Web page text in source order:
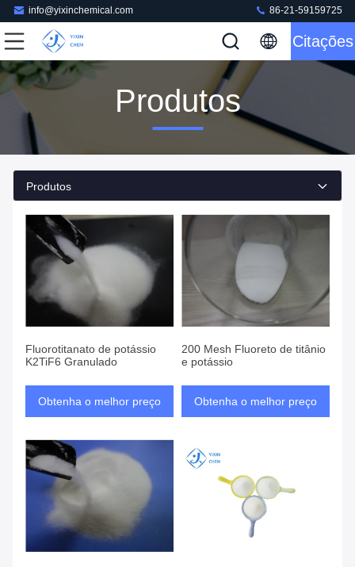
info@yixinchemical.com 86-21-59159725
Citações
Produtos
Produtos
Fluorotitanato de potássio
K2TiF6 Granulado
Obtenha o melhor preço
200 Mesh Fluoreto de titânio
e potássio
Obtenha o melhor preço